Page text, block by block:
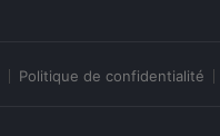
Politique de confidentialité